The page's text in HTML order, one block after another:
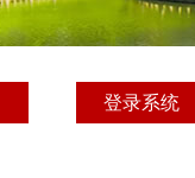
登录系统